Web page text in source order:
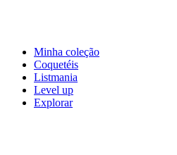
Minha coleção
Coquetéis
Listmania
Level up
Explorar